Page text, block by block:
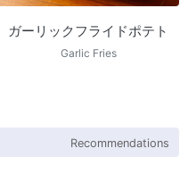
ガーリックフライドポテト
Garlic Fries
Recommendations